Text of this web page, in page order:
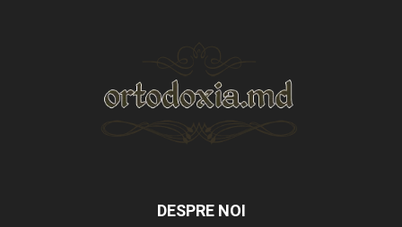
DESPRE NOI